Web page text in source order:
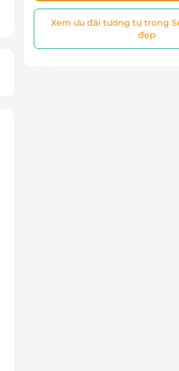
Xem ưu đãi tương tự trong
đẹp